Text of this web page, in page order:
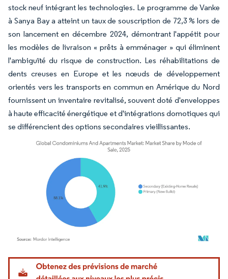
stock neuf intégrant les technologies. Le programme de Vanke
à Sanya Bay a atteint un taux de souscription de 72,3 % lors de
son lancement en décembre 2024, démontrant l'appétit pour
les modèles de livraison « prêts à emménager » qui éliminent
l'ambiguïté du risque de construction. Les réhabilitations de
dents creuses en Europe et les nœuds de développement
orientés vers les transports en commun en Amérique du Nord
fournissent un inventaire revitalisé, souvent doté d'enveloppes
à haute efficacité énergétique et d'intégrations domotiques qui
se différencient des options secondaires vieillissantes.
Image © Mordor Intelligence. La réutilisation nécessite une attribution sous CC BY